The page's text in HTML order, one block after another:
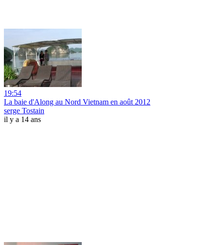
19:54
La baie d'Along au Nord Vietnam en août 2012
serge Tostain
il y a 14 ans